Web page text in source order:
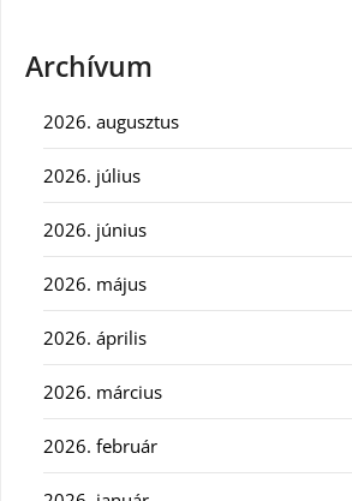
Archívum
2026. augusztus
2026. július
2026. június
2026. május
2026. április
2026. március
2026. február